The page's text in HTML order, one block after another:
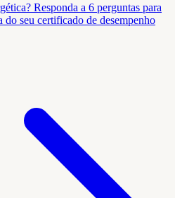
Responda a 6 perguntas para
seu certificado de desempenho